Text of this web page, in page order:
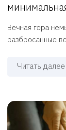
Вечная гора
разбросанные
Читать далее